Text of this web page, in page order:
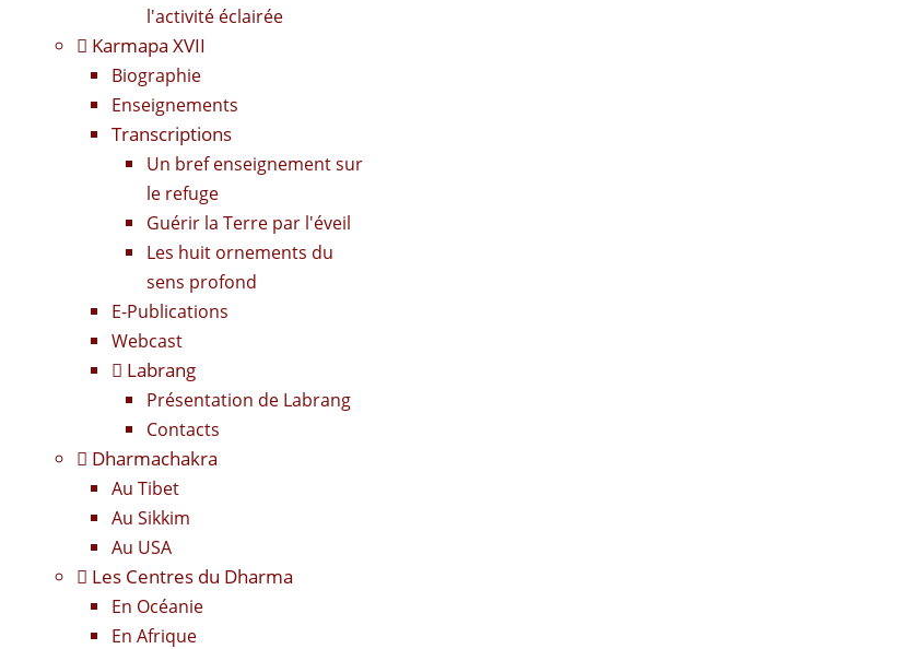
l'activité éclairée
Karmapa XVII
Biographie
Enseignements
Transcriptions
Un bref enseignement sur
le refuge
Guérir la Terre par l'éveil
Les huit ornements du
sens profond
E-Publications
Webcast
Labrang
Présentation de Labrang
Contacts
Dharmachakra
Au Tibet
Au Sikkim
Au USA
Les Centres du Dharma
En Océanie
En Afrique